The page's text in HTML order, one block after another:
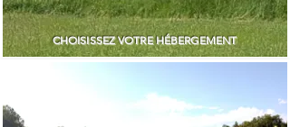
CHOISISSEZ VOTRE HÉBERGEMENT